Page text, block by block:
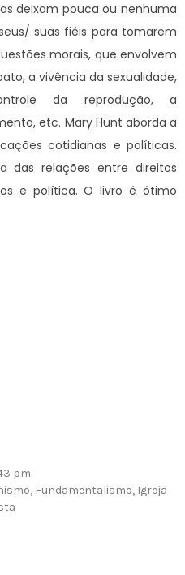
deixam pouca ou nenhuma
suas fiéis para tomarem
morais, que envolvem
a vivência da sexualidade,
da reprodução, a
etc. Mary Hunt aborda a
cotidianas e políticas.
das relações entre direitos
e política. O livro é ótimo
pm
, Fundamentalismo, Igreja